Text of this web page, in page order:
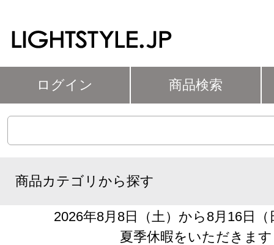
ログイン 商品検索
商品カテゴリから探す
2026年8月8日（土）から8月16日
夏季休暇をいただきます